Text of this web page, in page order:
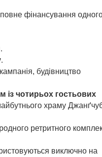
фінансування
.
.
будівництво
із чотирьох гостьових
храму
ретритного
виключно на